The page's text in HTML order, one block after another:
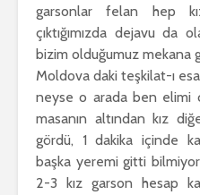
garsonlar felan hep
çıktığımızda dejavu da
bizim olduğumuz mekana
Moldova daki teşkilat-ı
neyse o arada ben elimi
masanın altından kız
gördü, 1 dakika içinde
başka yeremi gitti
2-3 kız garson hesap